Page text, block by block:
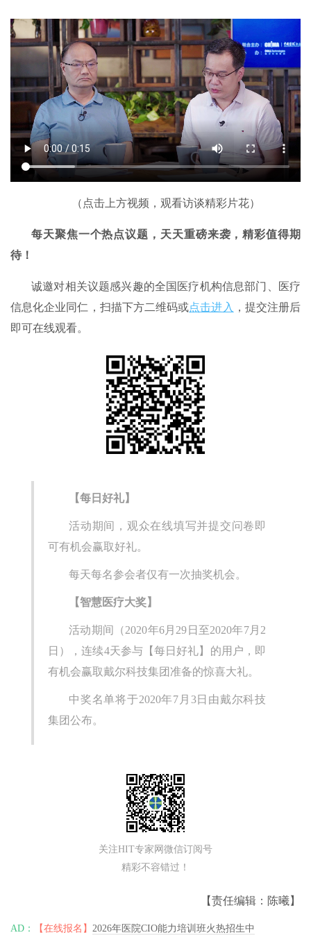
（点击上方视频，观看访谈精彩片花）
每天聚焦一个热点议题，天天重磅来袭，精彩值得期
待！
诚邀对相关议题感兴趣的全国医疗机构信息部门、医疗
信息化企业同仁，扫描下方二维码或点击进入 ，提交注册后
即可在线观看。
【每日好礼】
活动期间，观众在线填写并提交问卷即
可有机会赢取好礼。
每天每名参会者仅有一次抽奖机会。
【智慧医疗大奖】
活动期间（2020年6月29日至2020年7月2
日），连续4天参与【每日好礼】的用户，即
有机会赢取戴尔科技集团准备的惊喜大礼。
中奖名单将于2020年7月3日由戴尔科技
集团公布。
关注HIT专家网微信订阅号
精彩不容错过！
【责任编辑：陈曦】
AD： 【在线报名】 2026年医院CIO能力培训班火热招生中